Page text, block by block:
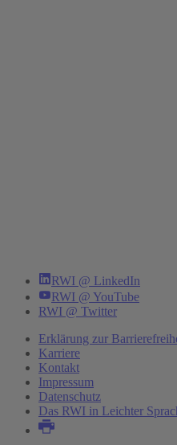
RWI @ LinkedIn
RWI @ YouTube
RWI @ Twitter
Erklärung zur
Karriere
Kontakt
Impressum
Datenschutz
Das RWI in Leichter